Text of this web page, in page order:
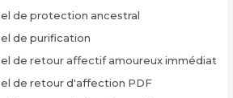
de protection ancestral
de purification
de retour affectif amoureux immédiat
de retour d'affection PDF